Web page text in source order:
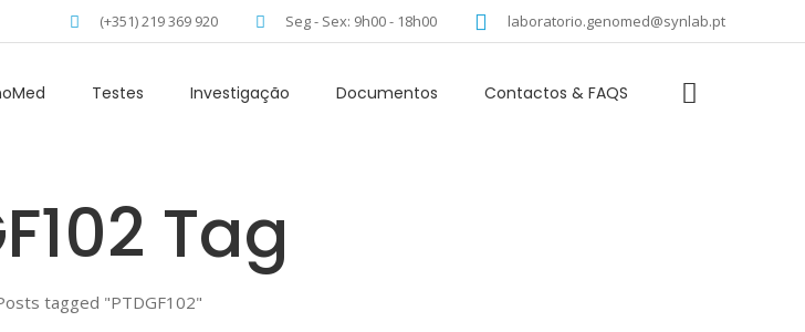
(+351) 219 369 920 Seg - Sex: 9h00 - 18h00 laboratorio.genomed@synlab.pt
Testes Investigação Documentos Contactos & FAQS
Tag
tagged "PTDGF102"